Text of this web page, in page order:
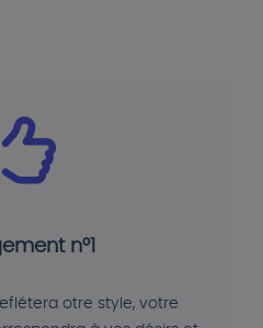
n°1
otre style, votre